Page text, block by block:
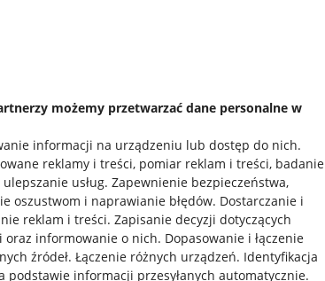
możemy przetwarzać dane personalne w
informacji na urządzeniu lub dostęp do nich.
reklamy i treści, pomiar reklam i treści, badanie
usług. Zapewnienie bezpieczeństwa,
oszustwom i naprawianie błędów. Dostarczanie i
reklam i treści. Zapisanie decyzji dotyczących
oraz informowanie o nich. Dopasowanie i łączenie
źródeł. Łączenie różnych urządzeń. Identyfikacja
podstawie informacji przesyłanych automatycznie.